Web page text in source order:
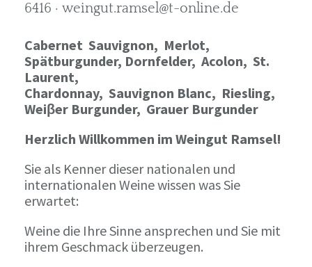
6416 · weingut.ramsel@t-online.de
Cabernet Sauvignon, Merlot,
Spätburgunder, Dornfelder, Acolon, St.
Laurent,
Chardonnay, Sauvignon Blanc, Riesling,
Weiβer Burgunder, Grauer Burgunder
Herzlich Willkommen im Weingut Ramsel!
Sie als Kenner dieser nationalen und
internationalen Weine wissen was Sie
erwartet:
Weine die Ihre Sinne ansprechen und Sie mit
ihrem Geschmack überzeugen.